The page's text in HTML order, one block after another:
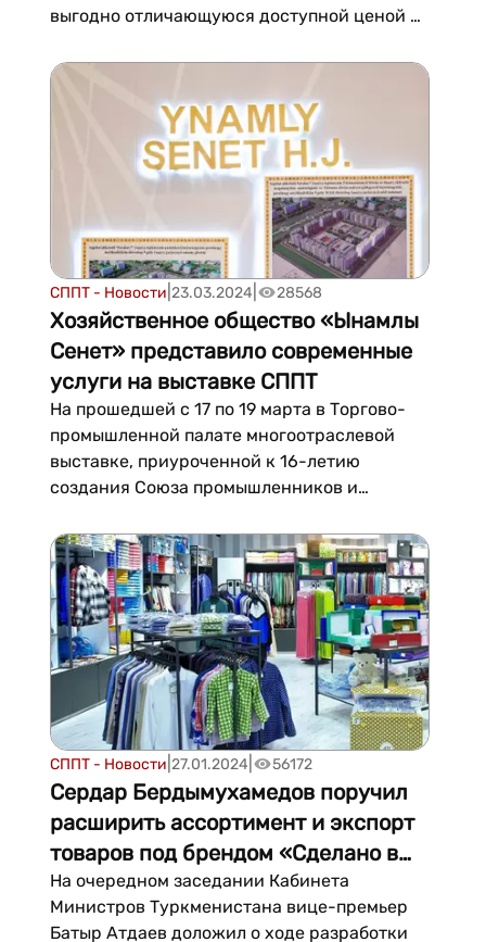
выгодно отличающуюся доступной ценой и
предприятия входит натуральное местное
сырье, а ассортимент изделий,
соответствующих высоким стандартам
качества, постоянно расширяется. Н...
СППТ - Новости 23.03.2024 28568
Хозяйственное общество «Ынамлы
Сенет» представило современные
услуги на выставке СППТ
На прошедшей с 17 по 19 марта в Торгово-
промышленной палате многоотраслевой
выставке, приуроченной к 16-летию
создания Союза промышленников и
хозяйственное общество «Ынамлы Сенет»,
специализирующееся в области
информационно-коммуникационных
технологий, продемонстрировало широкой
публике свои направления работы и
современны...
СППТ - Новости 27.01.2024 56172
Сердар Бердымухамедов поручил
расширить ассортимент и экспорт
товаров под брендом «Сделано в
Туркменистане»
На очередном заседании Кабинета
Министров Туркменистана вице-премьер
Батыр Атдаев доложил о ходе разработки